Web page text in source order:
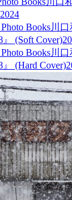
2024
Books川口
』 (Soft Cover)
Books川口
』 (Hard Cover)